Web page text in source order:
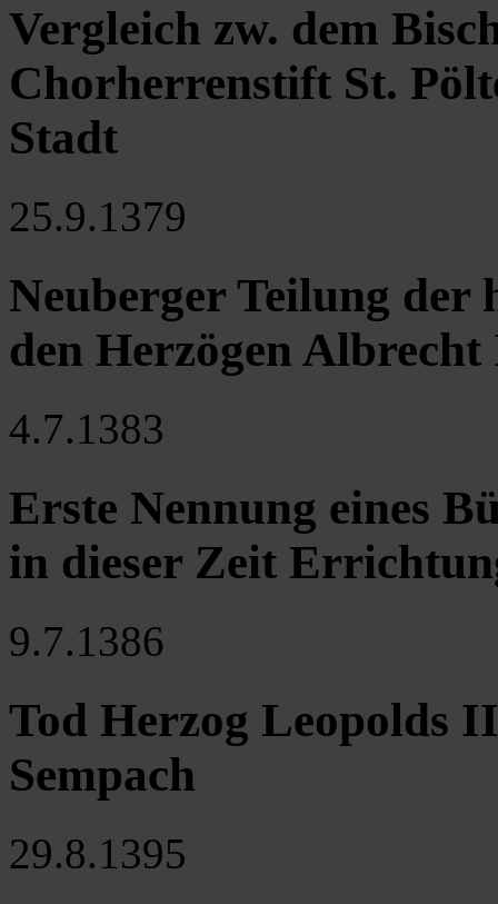
Vergleich zw. dem
Chorherrenstift St.
Stadt
25.9.1379
Neuberger Teilung der
den Herzögen
4.7.1383
Erste Nennung eines
in dieser Zeit
9.7.1386
Tod Herzog Leopolds
Sempach
29.8.1395